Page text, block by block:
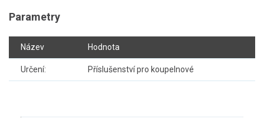
Parametry
Název Hodnota
Určení: Příslušenství pro koupelnové